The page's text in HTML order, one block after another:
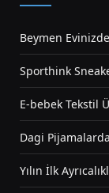
Beymen
Sporthink
E-bebek Tekstil
Dagi
Yılın İlk